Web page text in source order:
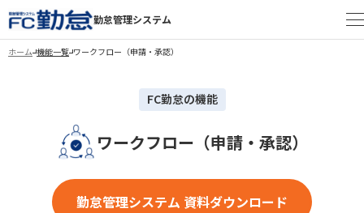
勤怠管理システム
ホーム 機能一覧 ワークフロー（申請・承認）
FC勤怠の機能
ワークフロー（申請・承認）
勤怠管理システム 資料ダウンロード